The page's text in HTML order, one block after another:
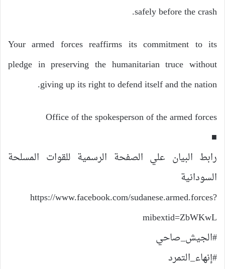
safely before the crash.
Your armed forces reaffirms its commitment to its
pledge in preserving the humanitarian truce without
giving up its right to defend itself and the nation.
Office of the spokesperson of the armed forces
■
رابط البيان علي الصفحة الرسمية للقوات المسلحة
السودانية
https://www.facebook.com/sudanese.armed.forces?
mibextid=ZbWKwL
#الجيش_صاحي
#إنهاء_التمرد